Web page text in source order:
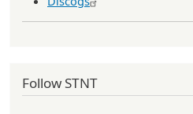
Follow STNT